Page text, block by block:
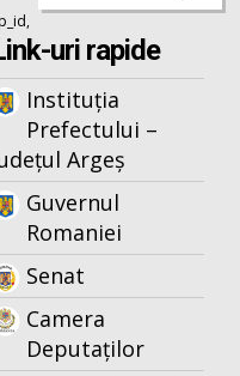
uri rapide
Instituția
Prefectului –
Argeș
Guvernul
Romaniei
Senat
Camera
Deputaților